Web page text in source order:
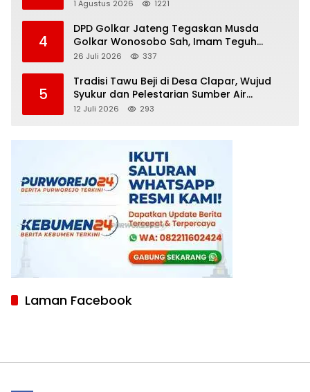
1 Agustus 2026 1221
4
DPD Golkar Jateng Tegaskan Musda
Golkar Wonosobo Sah, Imam Teguh
Purnomo Terpilih Secara Aklamasi
26 Juli 2026 337
5
Tradisi Tawu Beji di Desa Clapar, Wujud
Syukur dan Pelestarian Sumber Air
Kehidupan yang Tak Pernah Kering
12 Juli 2026 293
Laman Facebook